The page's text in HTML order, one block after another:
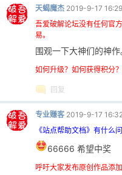
天蝎魔杰 2019-9-17 16:29
吾爱破解论坛没有任何官
易。
围观一下大神们的神作
如何升级？如何获得积分
回复
专业赚客 2019-9-17
《站点帮助文档》有什么
66666 希望中奖
呼吁大家发布原创作品添